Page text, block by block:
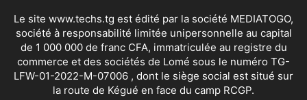
Le site www.techs.tg est édité par la société MEDIATOGO,
société à responsabilité limitée unipersonnelle au capital
de 1 000 000 de franc CFA, immatriculée au registre du
commerce et des sociétés de Lomé sous le numéro TG-
LFW-01-2022-M-07006 , dont le siège social est situé sur
la route de Kégué en face du camp RCGP.